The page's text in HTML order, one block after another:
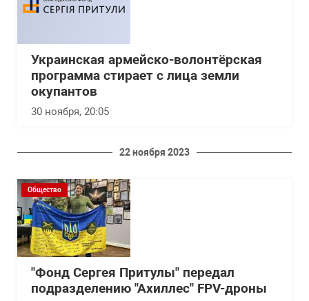
Украинская армейско-волонтёрская
программа стирает с лица земли
окупантов
30 ноября, 20:05
22 ноября 2023
Общество
"Фонд Сергея Притулы" передал
подразделению "Ахиллес" FPV-дроны